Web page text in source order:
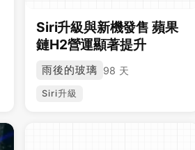
Siri升級與新機發售 蘋果
鏈H2營運顯著提升
雨後的玻璃 98 天
Siri升級